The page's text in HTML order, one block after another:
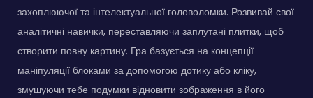
захоплюючої та інтелектуальної головоломки. Розвивай свої
аналітичні навички, переставляючи заплутані плитки, щоб
створити повну картину. Гра базується на концепції
маніпуляції блоками за допомогою дотику або кліку,
змушуючи тебе подумки відновити зображення в його